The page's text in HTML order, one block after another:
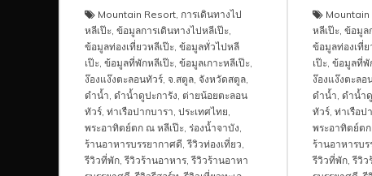
Mountain Resort การเดินทางไป
หลีเป๊ะ ข้อมูลการเดินทางไปหลีเป๊ะ
ข้อมูลท่องเที่ยวหลีเป๊ะ ข้อมูลทั่วไปหลี
เป๊ะ ข้อมูลที่พักหลีเป๊ะ ข้อมูลเกาะหลีเป๊ะ
ง๊องแง๊งตะลอนทัวร์ จ.สตูล จังหวัดสตูล
ดำน้ำ ดำน้ำดูปะการัง ต่ายน้อยตะลอน
ทัวร์ ท่าเรือปากบารา ประเทศไทย
พระอาทิตย์ตก ณ หลีเป๊ะ ร่องน้ำจาบัง
ร้านอาหารบรรยากาศดี ,รีวิวท่องเที่ยว
รีวิวที่พัก ,รีวิวร้านอาหาร ,รีวิวร้านอาหา
หลีเป๊ะ, ข้อมูล
ข้อมูลท่องเที่ย
เป๊ะ, ข้อมูลที่พั
ง๊องแง๊งตะลอ
ดำน้ำ ดำน้ำ
ทัวร์, ท่าเรือป
พระอาทิตย์ต
ร้านอาหารบ
รีวิวที่พัก,รีวิว